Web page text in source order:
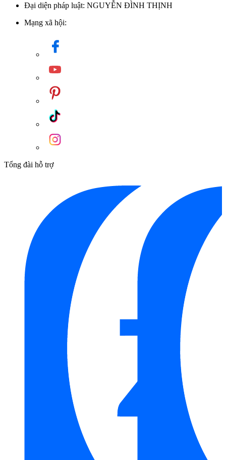
Đại diện pháp luật: NGUYỄN ĐÌNH THỊNH
Mạng xã hội:
Tổng đài hỗ trợ